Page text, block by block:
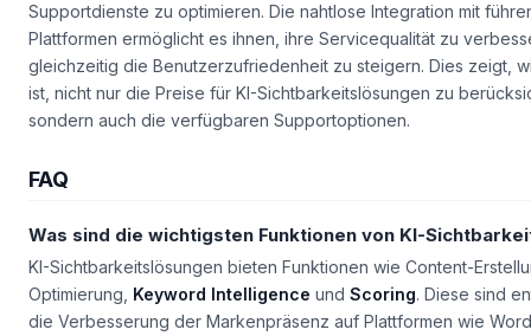
Supportdienste zu optimieren. Die nahtlose Integration mit
Plattformen ermöglicht es ihnen, ihre Servicequalität zu
gleichzeitig die Benutzerzufriedenheit zu steigern. Dies zeigt,
ist, nicht nur die Preise für KI-Sichtbarkeitslösungen zu
sondern auch die verfügbaren Supportoptionen.
FAQ
Was sind die wichtigsten Funktionen von KI-
KI-Sichtbarkeitslösungen bieten Funktionen wie Content-
Optimierung Keyword Intelligence und Scoring. Diese sind
die Verbesserung der Markenpräsenz auf Plattformen wie